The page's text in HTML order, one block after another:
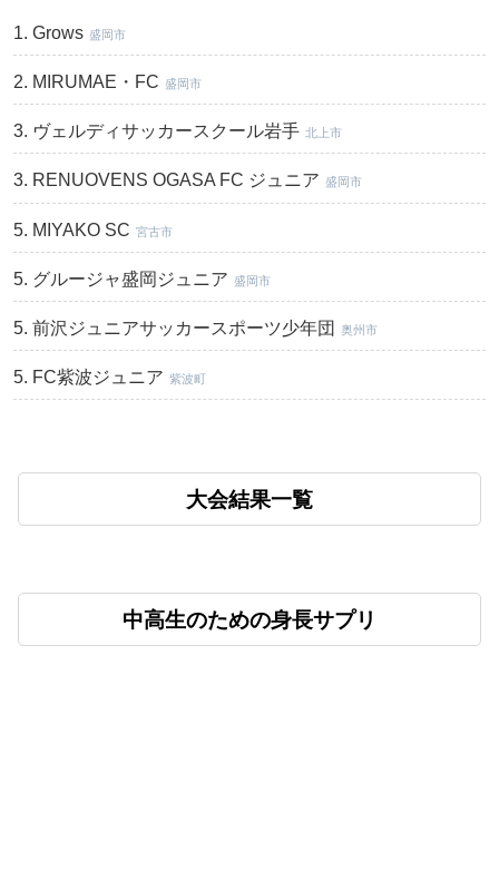
Grows 盛岡市
MIRUMAE・FC 盛岡市
ヴェルディサッカースクール岩手 北上市
RENUOVENS OGASA FC ジュニア 盛岡市
MIYAKO SC 宮古市
グルージャ盛岡ジュニア 盛岡市
前沢ジュニアサッカースポーツ少年団 奥州市
FC紫波ジュニア 紫波町
大会結果一覧
中高生のための身長サプリ